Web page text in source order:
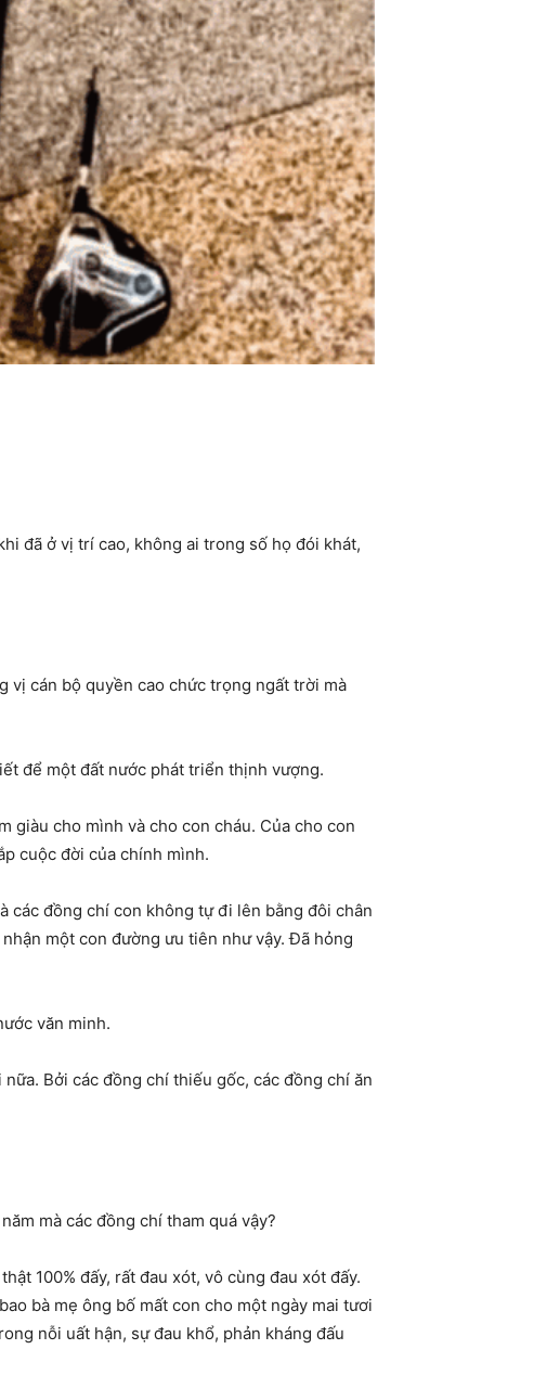
đã ở vị trí cao, không ai trong số họ đói khát,
vị cán bộ quyền cao chức trọng ngất trời mà
để một đất nước phát triển thịnh vượng.
giàu cho mình và cho con cháu. Của cho con
cuộc đời của chính mình.
các đồng chí con không tự đi lên bằng đôi chân
một con đường ưu tiên như vậy. Đã hỏng
văn minh.
Bởi các đồng chí thiếu gốc, các đồng chí ăn
mà các đồng chí tham quá vậy?
100% đấy, rất đau xót, vô cùng đau xót đấy.
bà mẹ ông bố mất con cho một ngày mai tươi
nỗi uất hận, sự đau khổ, phản kháng đấu